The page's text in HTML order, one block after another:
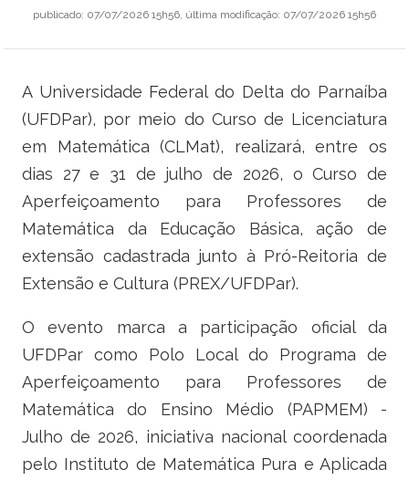
Ministério do Trabalho
Ministério do Desenvolvimento Social
Ministério da Saúde
Ministério da Indústria, Comércio Exterior e Serviços
Ministério de Minas e Energia
Ministério do Meio Ambiente
Ministério do Esporte
Ministério do Turismo
publicado: 07/07/2026 15h56, última modificação: 07/07/2026 15h56
A Universidade Federal do Delta do Parnaíba
(UFDPar), por meio do Curso de Licenciatura
em Matemática (CLMat), realizará, entre os
dias 27 e 31 de julho de 2026, o Curso de
Aperfeiçoamento para Professores de
Matemática da Educação Básica, ação de
extensão cadastrada junto à Pró-Reitoria de
Extensão e Cultura (PREX/UFDPar).
O evento marca a participação oficial da
UFDPar como Polo Local do Programa de
Aperfeiçoamento para Professores de
Matemática do Ensino Médio (PAPMEM) -
Julho de 2026, iniciativa nacional coordenada
pelo Instituto de Matemática Pura e Aplicada